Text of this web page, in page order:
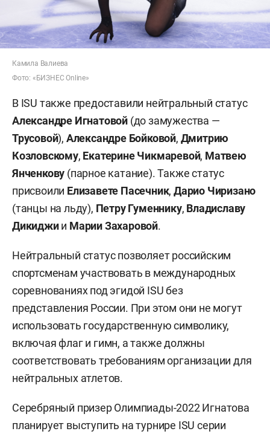
Камила Валиева
Фото: «БИЗНЕС Online»
В ISU также предоставили нейтральный статус
Александре Игнатовой (до замужества —
Трусовой), Александре Бойковой, Дмитрию
Козловскому, Екатерине Чикмаревой, Матвею
Янченкову (парное катание). Также статус
присвоили Елизавете Пасечник,Дарио Чиризано
(танцы на льду), Петру Гуменнику, Владиславу
Дикиджии Марии Захаровой.
Нейтральный статус позволяет российским
спортсменам участвовать в международных
соревнованиях под эгидой ISU без
представления России. При этом они не могут
использовать государственную символику,
включая флаг и гимн, а также должны
соответствовать требованиям организации для
нейтральных атлетов.
Серебряный призер Олимпиады-2022 Игнатова
планирует выступить на турнире ISU серии